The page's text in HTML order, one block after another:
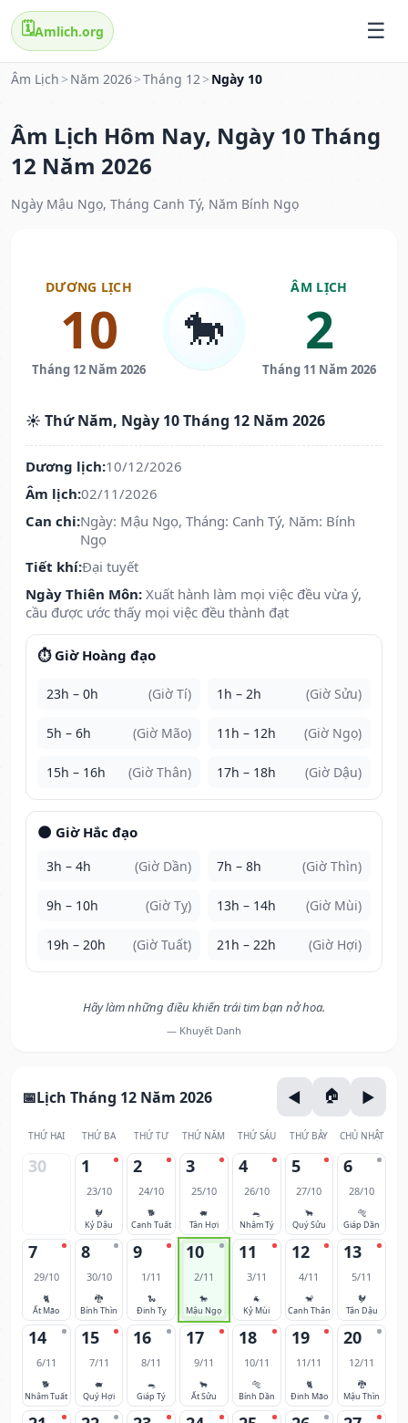
🗓️Amlich.org
Âm Lịch > Năm 2026>Tháng 12> Ngày 10
Âm Lịch Hôm Nay, Ngày 10 Tháng
12 Năm 2026
Ngày Mậu Ngọ, Tháng Canh Tý, Năm Bính Ngọ
DƯƠNG LỊCH
10
Tháng 12 Năm 2026
🐎
ÂM LỊCH
2
Tháng 11 Năm 2026
☀️ Thứ Năm, Ngày 10 Tháng 12 Năm 2026
Dương lịch:10/12/2026
Âm lịch:02/11/2026
Can chi:Ngày: Mậu Ngọ, Tháng: Canh Tý, Năm: Bính
Ngọ
Tiết khí:Đại tuyết
Ngày Thiên Môn: Xuất hành làm mọi việc đều vừa ý,
cầu được ước thấy mọi việc đều thành đạt
⏱️ Giờ Hoàng đạo
23h – 0h (Giờ Tí) 1h – 2h (Giờ Sửu)
5h – 6h (Giờ Mão) 11h – 12h (Giờ Ngọ)
15h – 16h (Giờ Thân) 17h – 18h (Giờ Dậu)
🌑 Giờ Hắc đạo
3h – 4h (Giờ Dần) 7h – 8h (Giờ Thìn)
9h – 10h (Giờ Tỵ) 13h – 14h (Giờ Mùi)
19h – 20h (Giờ Tuất) 21h – 22h (Giờ Hợi)
Hãy làm những điều khiến trái tim bạn nở hoa.
— Khuyết Danh
Lịch Tháng 12 Năm 2026
THỨ HAI THỨ BA THỨ TƯ THỨ NĂM THỨ SÁU THỨ BẢY CHỦ NHẬT
30 1
23/10
🐓
Kỷ Dậu
2
24/10
🐕
Canh Tuất
3
25/10
🐖
Tân Hợi
4
26/10
🐀
Nhâm Tý
5
27/10
🐂
Quý Sửu
6
28/10
🐅
Giáp Dần
7
29/10
🐈
Ất Mão
8
30/10
🐉
Bính Thìn
9
1/11
🐍
Đinh Tỵ
10
2/11
🐎
Mậu Ngọ
11
3/11
🐐
Kỷ Mùi
12
4/11
🐒
Canh Thân
13
5/11
🐓
Tân Dậu
14
6/11
🐕
Nhâm Tuất
15
7/11
🐖
Quý Hợi
16
8/11
🐀
Giáp Tý
17
9/11
🐂
Ất Sửu
18
10/11
🐅
Bính Dần
19
11/11
🐈
Đinh Mão
20
12/11
🐉
Mậu Thìn